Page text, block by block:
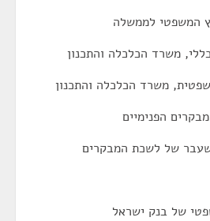
המשפטי לממשלה
משרד הכלכלה והתכנון
משרד הכלכלה והתכנון
הפנימיים
של לשכת המבקרים
של בנק ישראל